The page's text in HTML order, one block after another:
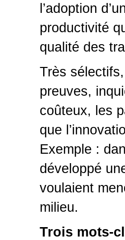
l’adoption
productivité
qualité des
Très
preuves,
coûteux, les
que
Exemple :
développé
voulaient
milieu.
Trois mots-